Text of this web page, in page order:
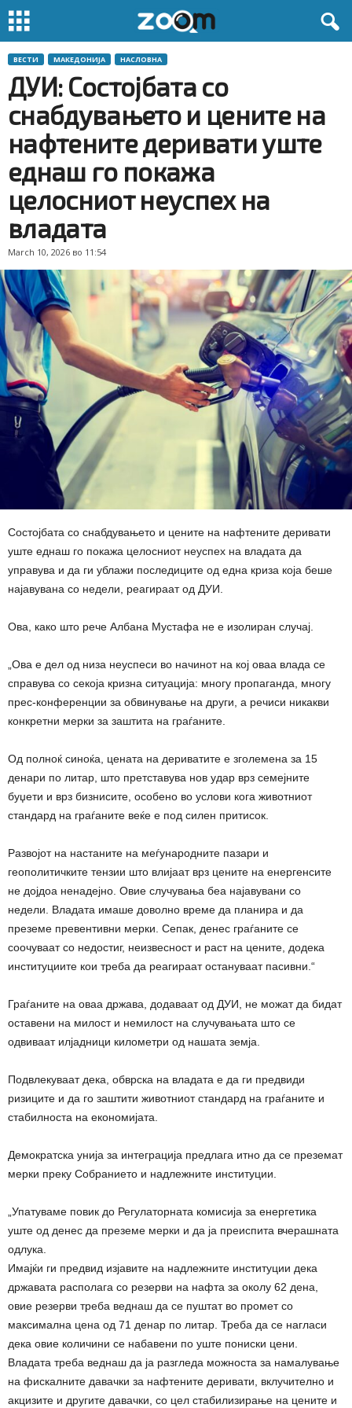
ВЕСТИ МАКЕДОНИЈА НАСЛОВНА
ДУИ: Состојбата со
снабдувањето и цените на
нафтените деривати уште
еднаш го покажа
целосниот неуспех на
владата
March 10, 2026 во 11:54
Состојбата со снабдувањето и цените на нафтените деривати
уште еднаш го покажа целосниот неуспех на владата да
управува и да ги ублажи последиците од една криза која беше
најавувана со недели, реагираат од ДУИ.
Ова, како што рече Албана Мустафа не е изолиран случај.
„Ова е дел од низа неуспеси во начинот на кој оваа влада се
справува со секоја кризна ситуација: многу пропаганда, многу
прес-конференции за обвинување на други, а речиси никакви
конкретни мерки за заштита на граѓаните.
Од полноќ синоќа, цената на дериватите е зголемена за 15
денари по литар, што претставува нов удар врз семејните
буџети и врз бизнисите, особено во услови кога животниот
стандард на граѓаните веќе е под силен притисок.
Развојот на настаните на меѓународните пазари и
геополитичките тензии што влијаат врз цените на енергенсите
не дојдоа ненадејно. Овие случувања беа најавувани со
недели. Владата имаше доволно време да планира и да
преземе превентивни мерки. Сепак, денес граѓаните се
соочуваат со недостиг, неизвесност и раст на цените, додека
институциите кои треба да реагираат остануваат пасивни.“
Граѓаните на оваа држава, додаваат од ДУИ, не можат да бидат
оставени на милост и немилост на случувањата што се
одвиваат илјадници километри од нашата земја.
Подвлекуваат дека, обврска на владата е да ги предвиди
ризиците и да го заштити животниот стандард на граѓаните и
стабилноста на економијата.
Демократска унија за интеграција предлага итно да се преземат
мерки преку Собранието и надлежните институции.
„Упатуваме повик до Регулаторната комисија за енергетика
уште од денес да преземе мерки и да ја преиспита вчерашната
одлука.
Имајќи ги предвид изјавите на надлежните институции дека
државата располага со резерви на нафта за околу 62 дена,
овие резерви треба веднаш да се пуштат во промет со
максимална цена од 71 денар по литар. Треба да се нагласи
дека овие количини се набавени по уште пониски цени.
Владата треба веднаш да ја разгледа можноста за намалување
на фискалните давачки за нафтените деривати, вклучително и
акцизите и другите давачки, со цел стабилизирање на цените и